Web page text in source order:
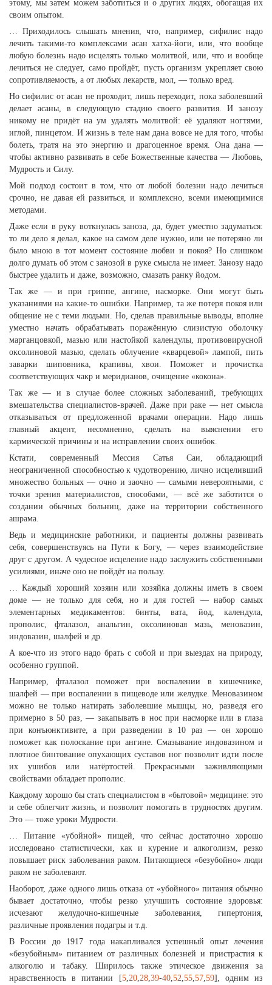
этому, мы затем можем заботиться и о других людях, обогащая их
своим опытом.
… Приходилось слышать мнения, что, например, сифилис надо
лечить такими-то комплексами асан хатха-йоги, или, что вообще
любую болезнь надо исцелять только молитвой, или, что и вообще
лечиться не следует, само пройдёт, пусть организм укрепляет свою
сопротивляемость, а от любых лекарств, мол, — только вред.
Но сифилис от асан не проходит, лишь переходит, пока заболевший
делает асаны, в следующую стадию своего развития. И занозу
никому не придёт на ум удалять молитвой: её удаляют ногтями,
иглой, пинцетом. И жизнь в теле нам дана вовсе не для того, чтобы
болеть, тратя на это энергию и драгоценное время. Она дана —
чтобы активно развивать в себе Божественные качества — Любовь,
Мудрость и Силу.
Мой подход состоит в том, что от любой болезни надо лечиться
срочно, не давая ей развиться, и комплексно, всеми имеющимися
методами.
Даже если в руку воткнулась заноза, да, будет уместно задуматься:
то ли дело я делал, какое на самом деле нужно, или не потеряно ли
было мною в тот момент состояние любви и покоя? Но слишком
долго думать об этом с занозой в руке смысла не имеет. Занозу надо
быстрее удалить и даже, возможно, смазать ранку йодом.
Так же — и при гриппе, ангине, насморке. Они могут быть
указаниями на какие-то ошибки. Например, та же потеря покоя или
общение не с теми людьми. Но, сделав правильные выводы, вполне
уместно начать обрабатывать поражённую слизистую оболочку
марганцовкой, мазью или настойкой календулы, противовирусной
оксолиновой мазью, сделать облучение «кварцевой» лампой, пить
заварки шиповника, крапивы, хвои. Поможет и прочистка
соответствующих чакр и меридианов, очищение «кокона».
Так же — и в случае более сложных заболеваний, требующих
вмешательства специалистов-врачей. Даже при раке — нет смысла
отказываться от предложенной врачами операции. Надо лишь
главный акцент, несомненно, сделать на выяснении его
кармической причины и на исправлении своих ошибок.
Кстати, современный Мессия Сатья Саи, обладающий
неограниченной способностью к чудотворению, лично исцеливший
множество больных — очно и заочно — самыми невероятными, с
точки зрения материалистов, способами, — всё же заботится о
создании обычных больниц, даже на территории собственного
ашрама.
Ведь и медицинские работники, и пациенты должны развивать
себя, совершенствуясь на Пути к Богу, — через взаимодействие
друг с другом. А чудесное исцеление надо заслужить собственными
усилиями, иначе оно не пойдёт на пользу.
… Каждый хороший хозяин или хозяйка должны иметь в своем
доме — не только для себя, но и для гостей — набор самых
элементарных медикаментов: бинты, вата, йод, календула,
прополис, фталазол, анальгин, оксолиновая мазь, меновазин,
индовазин, шалфей и др.
А кое-что из этого надо брать с собой и при выездах на природу,
особенно группой.
Например, фталазол поможет при воспалении в кишечнике,
шалфей — при воспалении в пищеводе или желудке. Меновазином
можно не только натирать заболевшие мышцы, но, разведя его
примерно в 50 раз, — закапывать в нос при насморке или в глаза
при конъюнктивите, а при разведении в 10 раз — он хорошо
поможет как полоскание при ангине. Смазывание индовазином и
плотное бинтование опухающих суставов ног позволит идти после
их ушибов или натёртостей. Прекрасными заживляющими
свойствами обладает прополис.
Каждому хорошо бы стать специалистом в «бытовой» медицине: это
и себе облегчит жизнь, и позволит помогать в трудностях другим.
Это — тоже уроки Мудрости.
… Питание «убойной» пищей, что сейчас достаточно хорошо
исследовано статистически, как и курение и алкоголизм, резко
повышает риск заболевания раком. Питающиеся «безубойно» люди
раком не заболевают.
Наоборот, даже одного лишь отказа от «убойного» питания обычно
бывает достаточно, чтобы резко улучшить состояние здоровья:
исчезают желудочно-кишечные заболевания, гипертония,
различные проявления подагры и т.д.
В России до 1917 года накапливался успешный опыт лечения
«безубойным» питанием от различных болезней и пристрастия к
алкоголю и табаку. Ширилось также этическое движения за
нравственность в питании [5,20,28,39-40,52,55,57,59], одним из